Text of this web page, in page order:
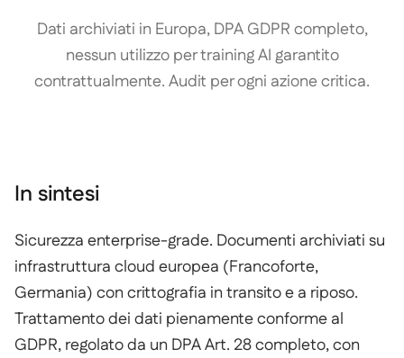
Dati archiviati in Europa, DPA GDPR completo,
nessun utilizzo per training AI garantito
contrattualmente. Audit per ogni azione critica.
In sintesi
In sintesi
Sicurezza enterprise-grade. Documenti archiviati su
infrastruttura cloud europea (Francoforte,
Germania) con crittografia in transito e a riposo.
Trattamento dei dati pienamente conforme al
GDPR, regolato da un DPA Art. 28 completo, con